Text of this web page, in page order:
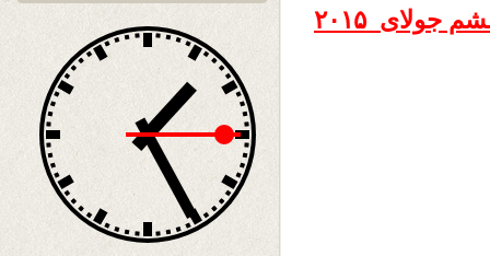
تاریخ نشر دوشنبه ۱۵ سرطان ۱۳۹۴ – ششم جولای ۲۰۱۵